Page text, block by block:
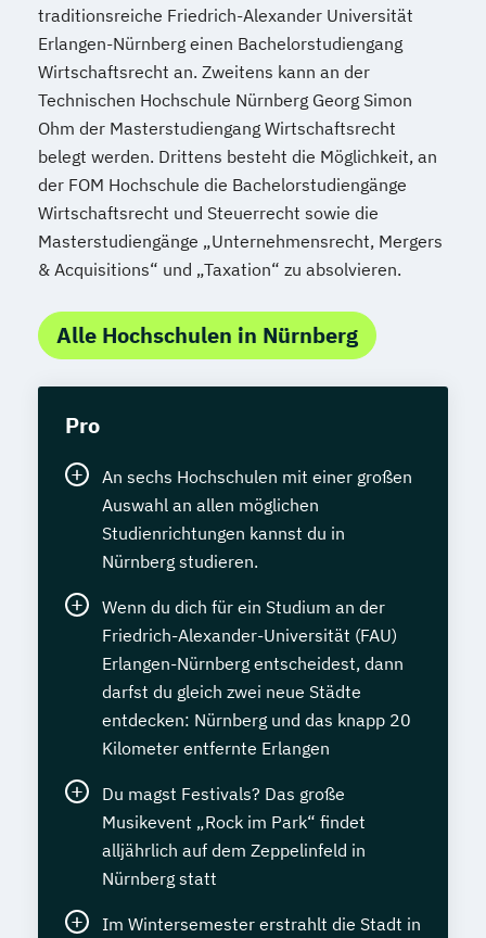
traditionsreiche Friedrich-Alexander Universität
Erlangen-Nürnberg einen Bachelorstudiengang
Wirtschaftsrecht an. Zweitens kann an der
Technischen Hochschule Nürnberg Georg Simon
Ohm der Masterstudiengang Wirtschaftsrecht
belegt werden. Drittens besteht die Möglichkeit, an
der FOM Hochschule die Bachelorstudiengänge
Wirtschaftsrecht und Steuerrecht sowie die
Masterstudiengänge „Unternehmensrecht, Mergers
& Acquisitions“ und „Taxation“ zu absolvieren.
Alle Hochschulen in Nürnberg
Pro
An sechs Hochschulen mit einer großen
Auswahl an allen möglichen
Studienrichtungen kannst du in
Nürnberg studieren.
Wenn du dich für ein Studium an der
Friedrich-Alexander-Universität (FAU)
Erlangen-Nürnberg entscheidest, dann
darfst du gleich zwei neue Städte
entdecken: Nürnberg und das knapp 20
Kilometer entfernte Erlangen
Du magst Festivals? Das große
Musikevent „Rock im Park“ findet
alljährlich auf dem Zeppelinfeld in
Nürnberg statt
Im Wintersemester erstrahlt die Stadt in